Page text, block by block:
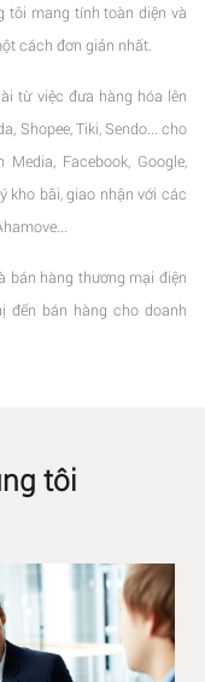
tôi mang tính toàn diện và
cách đơn giản nhất.
từ việc đưa hàng hóa lên
Shopee, Tiki, Sendo... cho
Facebook, Google,
kho bãi, giao nhận với các
bán hàng thương mại điện
đến bán hàng cho doanh
tôi